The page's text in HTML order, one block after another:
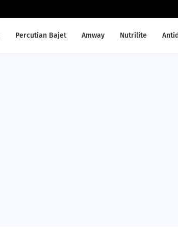
Percutian Bajet Amway Nutrilite